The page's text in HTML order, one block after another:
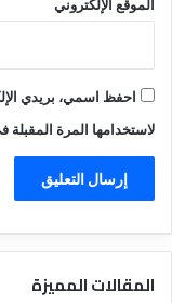
الموقع الإلكتروني
احفظ اسمي، بريدي
لاستخدامها المرة المقبلة
المقالات المميزة